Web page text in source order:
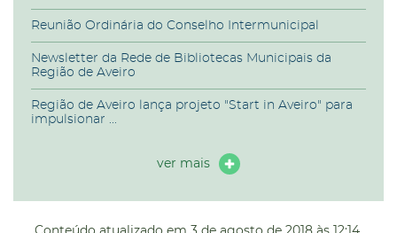
Reunião Ordinária do Conselho Intermunicipal
Newsletter da Rede de Bibliotecas Municipais da
Região de Aveiro
Região de Aveiro lança projeto "Start in Aveiro" para
impulsionar ...
ver mais